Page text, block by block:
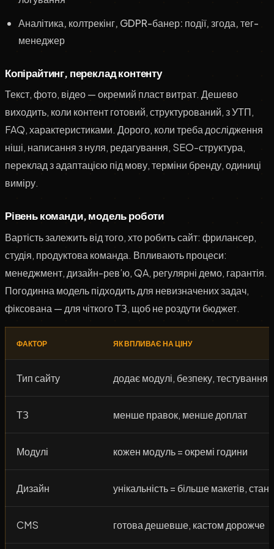
Аналітика, колтрекінг, GDPR-банер: події, згода, тег-
менеджер
Копірайтинг, переклад контенту
Текст, фото, відео — окремий пласт витрат. Дешево
виходить, коли контент готовий, структурований, з УТП,
FAQ, характеристиками. Дорого, коли треба дослідження
ніші, написання з нуля, редагування, SEO-структура,
переклад з адаптацією під мову, терміни бренду, одиниці
виміру.
Рівень команди, модель роботи
Вартість залежить від того, хто робить сайт: фрилансер,
студія, продуктова команда. Впливають процеси:
менеджмент, дизайн-рев’ю, QA, регулярні демо, гарантія.
Погодинна модель підходить для невизначених задач,
фіксована — для чіткого ТЗ, щоб не роздути бюджет.
ФАКТОР ЯК ВПЛИВАЄ НА ЦІНУ
Тип сайту додає модулі, безпеку, тестування
ТЗ менше правок, менше доплат
Модулі кожен модуль = окремі години
Дизайн унікальність = більше макетів,
CMS готова дешевше, кастом дорожче